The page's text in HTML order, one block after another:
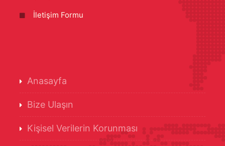
İletişim Formu
Anasayfa
Bize Ulaşın
Kişisel Verilerin Korunması